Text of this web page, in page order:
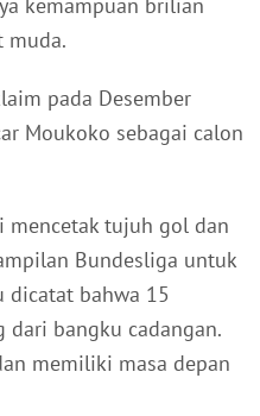
muda.
pada Desember
Moukoko sebagai calon
mencetak tujuh gol dan
Bundesliga untuk
dicatat bahwa 15
bangku cadangan.
memiliki masa depan